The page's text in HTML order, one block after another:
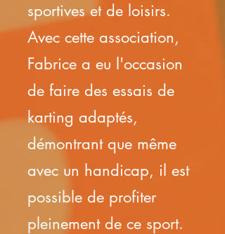
sportives et de loisirs.
Avec cette association,
Fabrice a eu l'occasion
de faire des essais de
karting adaptés,
démontrant que même
avec un handicap, il est
possible de profiter
pleinement de ce sport.